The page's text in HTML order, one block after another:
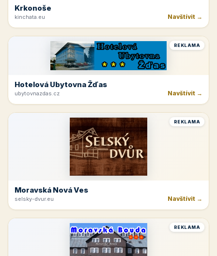
Krkonoše
kinchata.eu Navštívit →
REKLAMA
Hotelová Ubytovna Žďas
ubytovnazdas.cz Navštívit →
REKLAMA
Moravská Nová Ves
selsky-dvur.eu Navštívit →
REKLAMA